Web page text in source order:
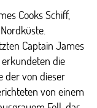
Cooks Schiff,
Captain James
die
der von dieser
von einem